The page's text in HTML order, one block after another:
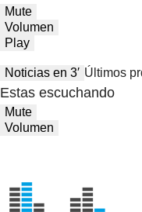
Mute
Volumen
Play
Noticias en 3′ Últimos
Estas escuchando
Mute
Volumen